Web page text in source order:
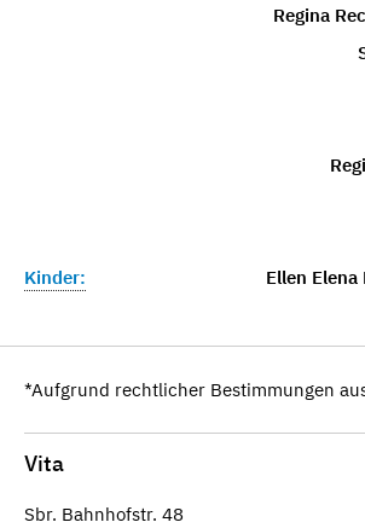
Regina
Kinder:
Ellen
*Aufgrund rechtlicher Bestimmungen
Vita
Sbr. Bahnhofstr. 48